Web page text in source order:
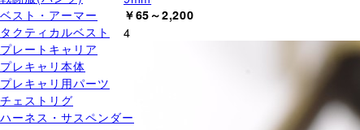
ベスト・アーマー
タクティカルベスト
プレートキャリア
プレキャリ本体
プレキャリ用パーツ
チェストリグ
ハーネス・サスペンダー
￥65～2,200
4